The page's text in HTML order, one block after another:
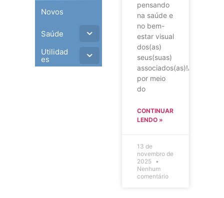
Novos
Saúde
Utilidad
es
pensando
na saúde e
no bem-
estar visual
dos(as)
seus(suas)
associados(as)!Agora,
por meio
do
CONTINUAR
LENDO »
13 de
novembro de
2025
Nenhum
comentário